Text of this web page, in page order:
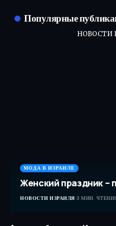
Популярные
НОВОСТИ
МОДА В ИЗРАИЛЕ
Женский праздник –
НОВОСТИ ИЗРАИЛЯ 3 МИН.